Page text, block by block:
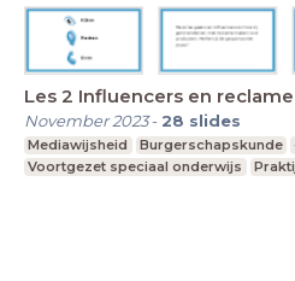
Les 2 Influencers en reclame
November 2023- 28 slides
Mediawijsheid Burgerschapskunde
Voortgezet speciaal onderwijs